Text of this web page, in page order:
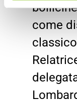
come